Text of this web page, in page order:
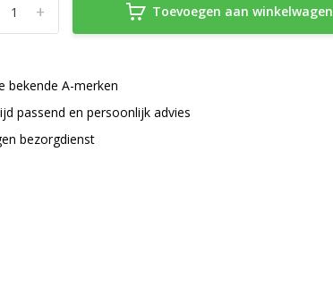
+ Toevoegen aan winkelwagen
bekende A-merken
passend en persoonlijk advies
bezorgdienst